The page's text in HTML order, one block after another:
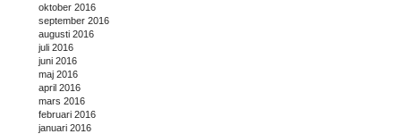
oktober 2016
september 2016
augusti 2016
juli 2016
juni 2016
maj 2016
april 2016
mars 2016
februari 2016
januari 2016